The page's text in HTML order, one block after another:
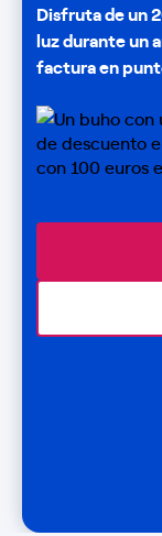
Disfruta de un
luz durante un
factura en